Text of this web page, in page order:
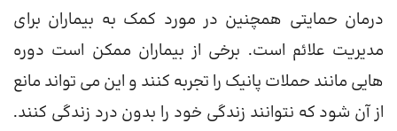
درمان حمایتی همچنین در مورد کمک به بیماران برای
مدیریت علائم است. برخی از بیماران ممکن است دوره
هایی مانند حملات پانیک را تجربه کنند و این می تواند مانع
از آن شود که نتوانند زندگی خود را بدون درد زندگی کنند.